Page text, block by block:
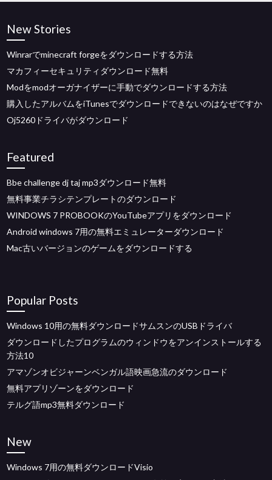
New Stories
Winrarでminecraft forgeをダウンロードする方法
マカフィーセキュリティダウンロード無料
Modをmodオーガナイザーに手動でダウンロードする方法
購入したアルバムをiTunesでダウンロードできないのはなぜですか
Oj5260ドライバがダウンロード
Featured
Bbe challenge dj taj mp3ダウンロード無料
無料事業チラシテンプレートのダウンロード
WINDOWS 7 PROBOOKのYouTubeアプリをダウンロード
Android windows 7用の無料エミュレーターダウンロード
Mac古いバージョンのゲームをダウンロードする
Popular Posts
Windows 10用の無料ダウンロードサムスンのUSBドライバ
ダウンロードしたプログラムのウィンドウをアンインストールする
方法10
アマゾンオビジャーンベンガル語映画急流のダウンロード
無料アプリゾーンをダウンロード
テルグ語mp3無料ダウンロード
New
Windows 7用の無料ダウンロードVisio